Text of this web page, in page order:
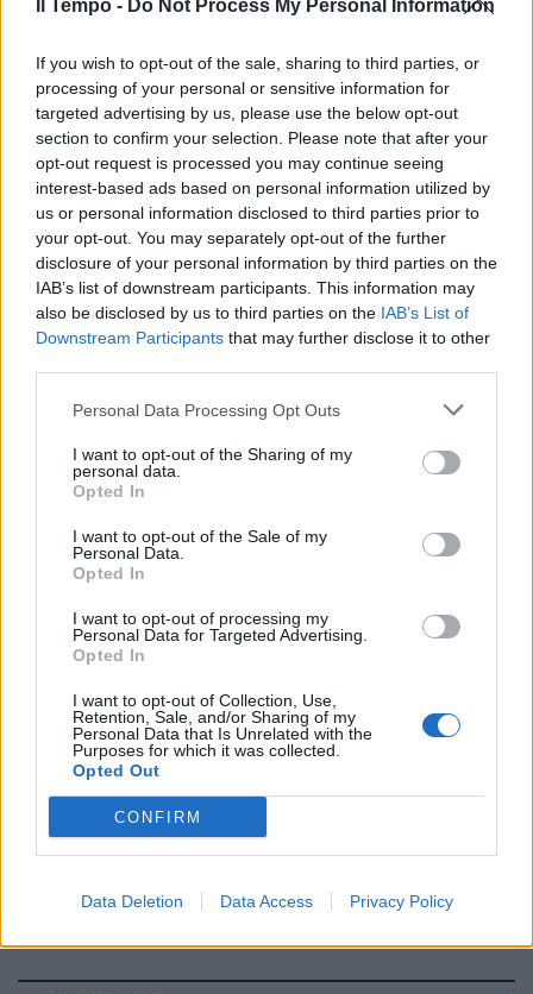
Il Tempo - Do Not Process My Personal Information
If you wish to opt-out of the sale, sharing to third parties, or
processing of your personal or sensitive information for
targeted advertising by us, please use the below opt-out
section to confirm your selection. Please note that after your
opt-out request is processed you may continue seeing
interest-based ads based on personal information utilized by
us or personal information disclosed to third parties prior to
your opt-out. You may separately opt-out of the further
disclosure of your personal information by third parties on the
IAB’s list of downstream participants. This information may
also be disclosed by us to third parties on the IAB’s List of
Downstream Participants that may further disclose it to other
Personal Data Processing Opt Outs
I want to opt-out of the Sharing of my
personal data.
Opted In
I want to opt-out of the Sale of my
Personal Data.
Opted In
I want to opt-out of processing my
Personal Data for Targeted Advertising.
Opted In
I want to opt-out of Collection, Use,
Retention, Sale, and/or Sharing of my
Personal Data that Is Unrelated with the
Purposes for which it was collected.
Opted Out
CONFIRM
Data Deletion Data Access Privacy Policy
10/10/2023
POMERIGGIO 5
Le Foche in collegamento,
Merlino non si tiene: società
impazzita
09/10/2023
POMERIGGIO 5
Mediaset "blinda" Merlino, la
nota dopo le voci: "Ottimi
PRESTA È INFURIATO
Rissa social sul destino di Myrta
fuoco
05/10/2023
MEDIASET
Merlino: che fine fa Pomeriggio5
04/10/2023
POMERIGGIO 5
"TAC alla Madonna": il servizio fa
bufera